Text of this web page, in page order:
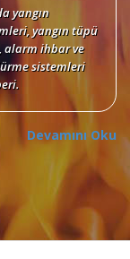
yangın
yangın tüpü
alarm ihbar ve
sistemleri
Devamını Oku
Satışı,
Bakım